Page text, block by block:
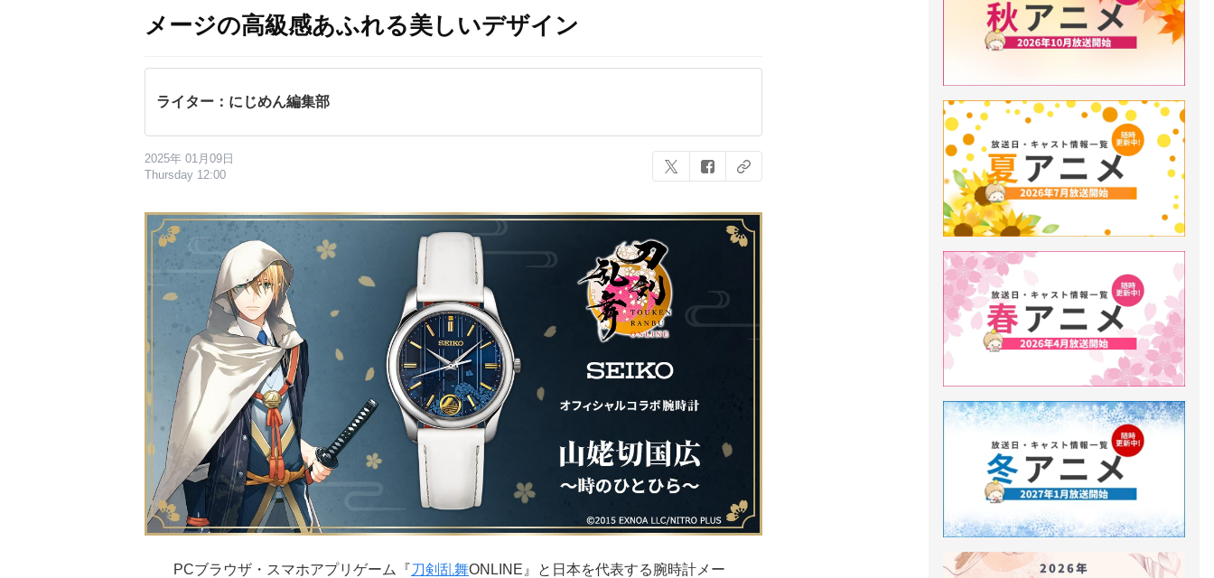
メージの高級感あふれる美しいデザイン
ライター：にじめん編集部
2025年 01月09日
Thursday 12:00
PCブラウザ・スマホアプリゲーム『刀剣乱舞ONLINE』と日本を代表する腕時計メー